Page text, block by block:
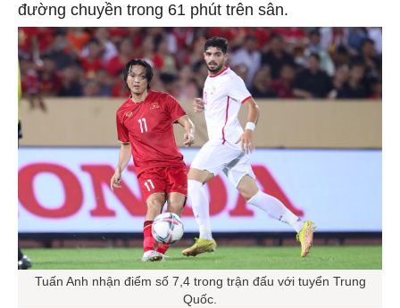
đường chuyền trong 61 phút trên sân.
Tuấn Anh nhận điểm số 7,4 trong trận đấu với tuyển Trung
Quốc.